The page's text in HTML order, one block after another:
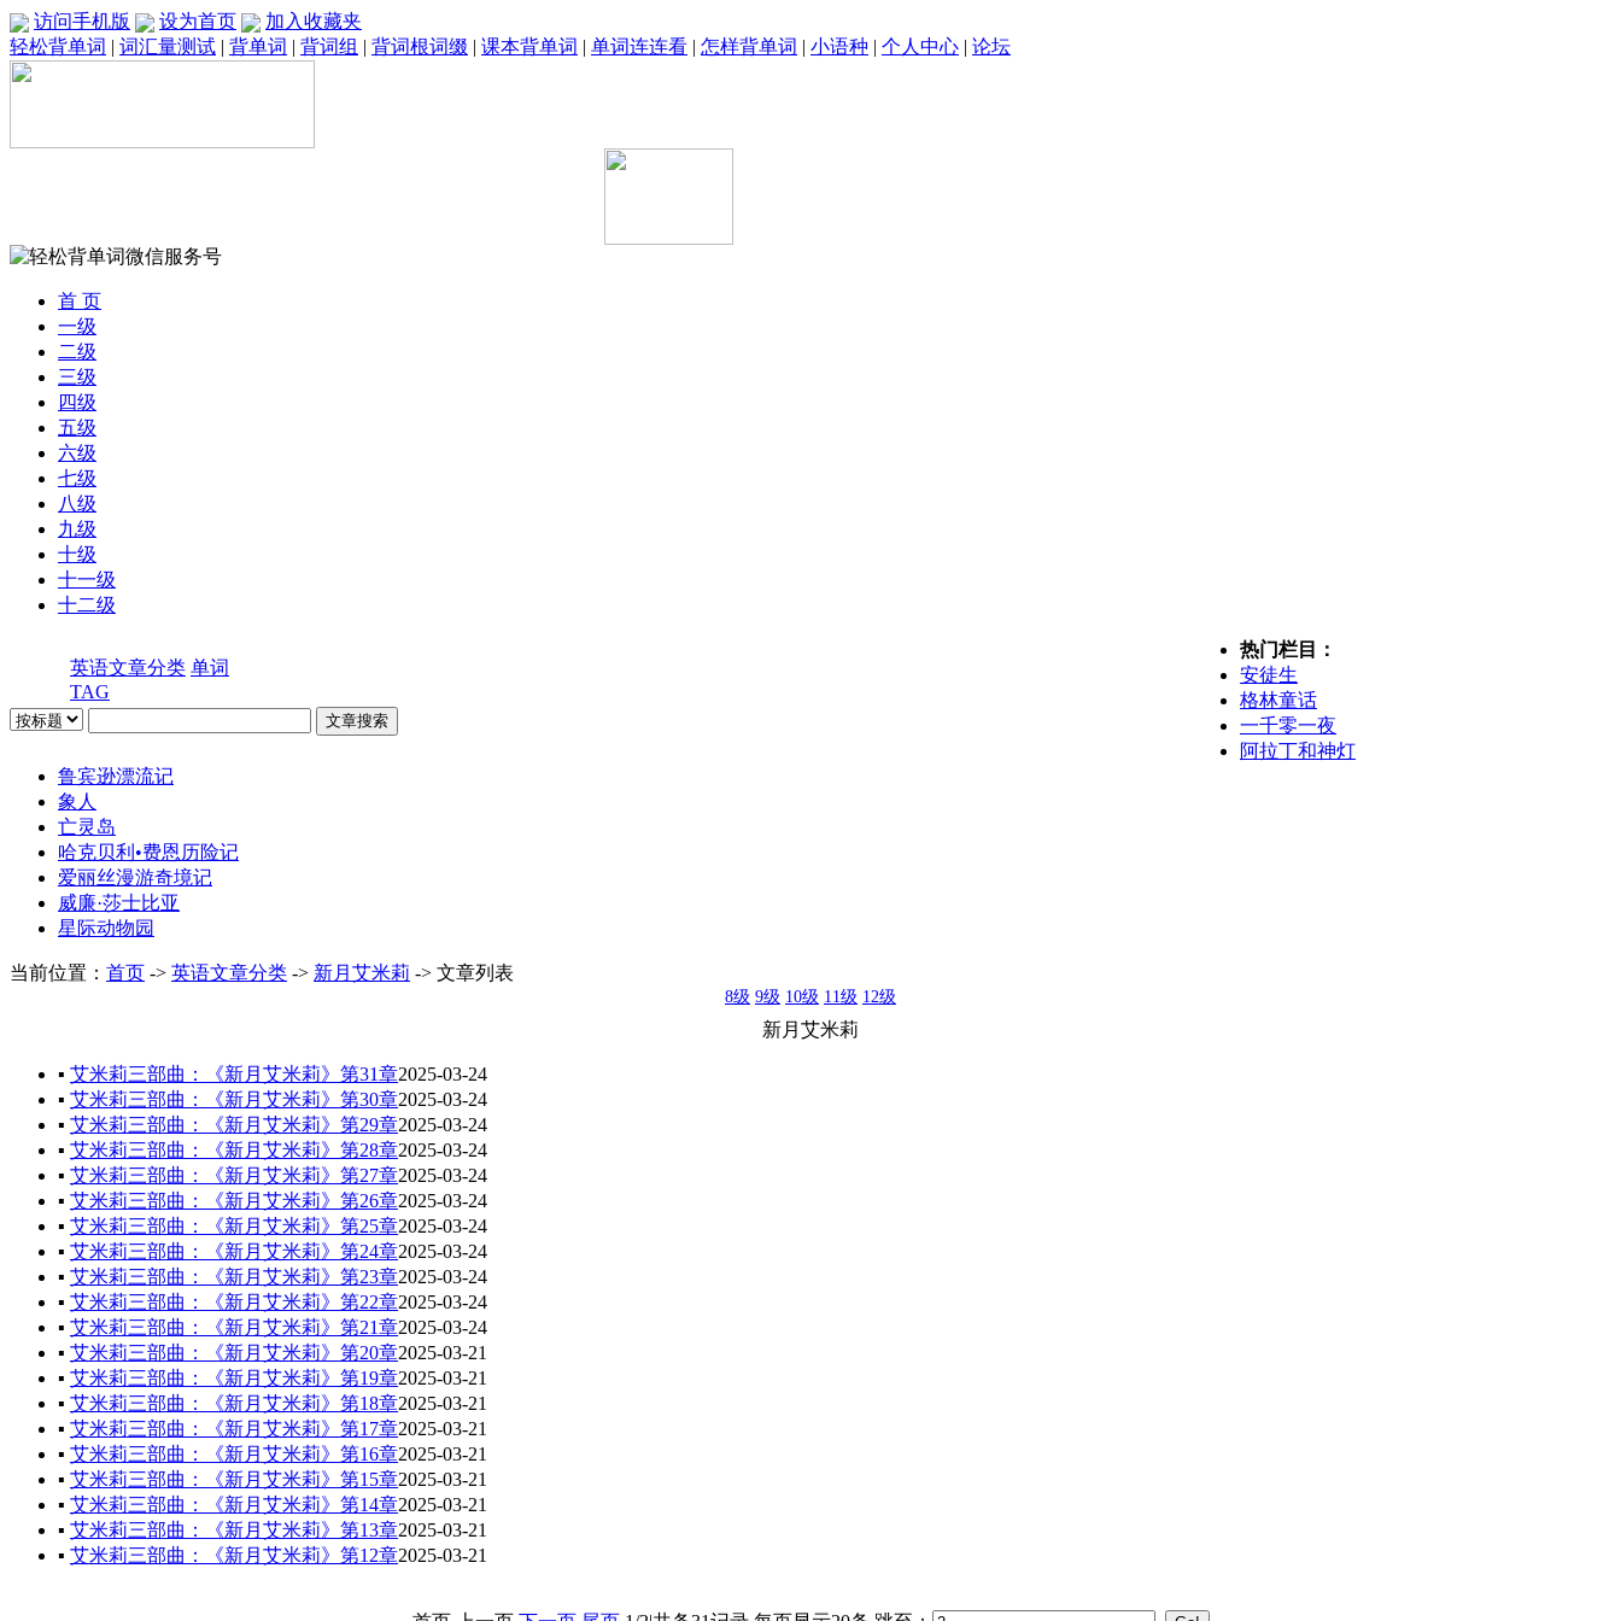
访问手机版 设为首页
加入收藏夹
轻松背单词 | 词汇量测试 | 背单词 | 背词组 | 背词根词缀 | 课本背单词 | 单词连连看 | 怎样背单词 | 小语种 | 个人中心 | 论坛
首 页
一级
二级
三级
四级
五级
六级
七级
八级
九级
十级
十一级
十二级
英语文章分类 单词
TAG
热门栏目：
安徒生
格林童话
一千零一夜
阿拉丁和神灯
鲁宾逊漂流记
象人
亡灵岛
哈克贝利•费恩历险记
爱丽丝漫游奇境记
威廉·莎士比亚
星际动物园
当前位置： 首页 -> 英语文章分类 -> 新月艾米莉 -> 文章列表
8级 9级 10级 11级 12级
新月艾米莉
▪ 艾米莉三部曲：《新月艾米莉》第31章2025-03-24
▪ 艾米莉三部曲：《新月艾米莉》第30章2025-03-24
▪ 艾米莉三部曲：《新月艾米莉》第29章2025-03-24
▪ 艾米莉三部曲：《新月艾米莉》第28章2025-03-24
▪ 艾米莉三部曲：《新月艾米莉》第27章2025-03-24
▪ 艾米莉三部曲：《新月艾米莉》第26章2025-03-24
▪ 艾米莉三部曲：《新月艾米莉》第25章2025-03-24
▪ 艾米莉三部曲：《新月艾米莉》第24章2025-03-24
▪ 艾米莉三部曲：《新月艾米莉》第23章2025-03-24
▪ 艾米莉三部曲：《新月艾米莉》第22章2025-03-24
▪ 艾米莉三部曲：《新月艾米莉》第21章2025-03-24
▪ 艾米莉三部曲：《新月艾米莉》第20章2025-03-21
▪ 艾米莉三部曲：《新月艾米莉》第19章2025-03-21
▪ 艾米莉三部曲：《新月艾米莉》第18章2025-03-21
▪ 艾米莉三部曲：《新月艾米莉》第17章2025-03-21
▪ 艾米莉三部曲：《新月艾米莉》第16章2025-03-21
▪ 艾米莉三部曲：《新月艾米莉》第15章2025-03-21
▪ 艾米莉三部曲：《新月艾米莉》第14章2025-03-21
▪ 艾米莉三部曲：《新月艾米莉》第13章2025-03-21
▪ 艾米莉三部曲：《新月艾米莉》第12章2025-03-21